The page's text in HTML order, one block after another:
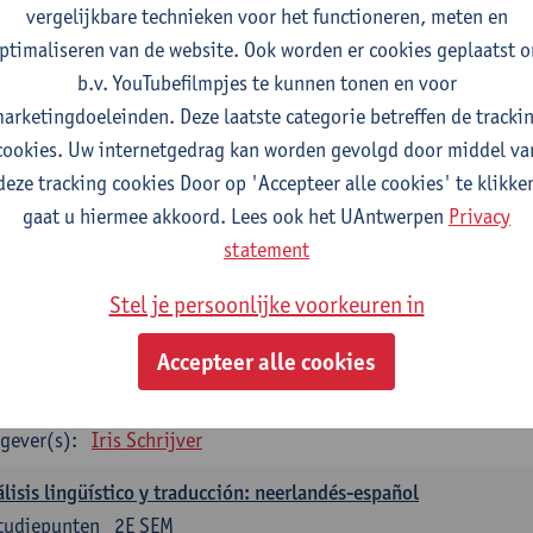
Christophe Declercq
verplichte opleidingsonderdelen
concepto de revolución en Hispanoamérica (siglos XX-XXI)
1E SEM
Rafael Pedemonte
Spaans-Nederlands: Juridische en economische teksten
Iris Schrijver
Spaans-Nederlands: Cultuur en media
Iris Schrijver
lingüístico y traducción: neerlandés-español
2E SEM
vergelijkbare technieken voor het functioneren, meten en
van de website. Ook worden er cookies geplaatst
b.v. YouTubefilmpjes te kunnen tonen en voor
Deze laatste categorie betreffen de
Uw internetgedrag kan worden gevolgd door middel
tracking cookies Door op 'Accepteer alle cookies' te
gaat u hiermee akkoord. Lees ook het UAntwerpen Privacy
statement
Stel je persoonlijke voorkeuren in
Accepteer alle cookies